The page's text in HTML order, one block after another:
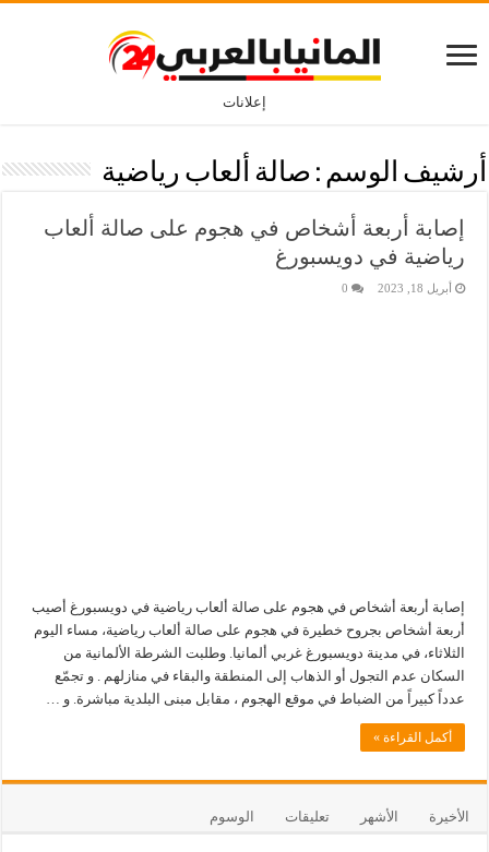
إعلانات
أرشيف الوسم : صالة ألعاب رياضية
إصابة أربعة أشخاص في هجوم على صالة ألعاب
رياضية في دويسبورغ
أبريل 18, 2023 0
إصابة أربعة أشخاص في هجوم على صالة ألعاب رياضية في دويسبورغ أصيب
أربعة أشخاص بجروح خطيرة في هجوم على صالة ألعاب رياضية، مساء اليوم
الثلاثاء، في مدينة دويسبورغ غربي ألمانيا. وطلبت الشرطة الألمانية من
السكان عدم التجول أو الذهاب إلى المنطقة والبقاء في منازلهم . و تجمّع
عدداً كبيراً من الضباط في موقع الهجوم ، مقابل مبنى البلدية مباشرة. و …
أكمل القراءة »
الأخيرة الأشهر تعليقات الوسوم